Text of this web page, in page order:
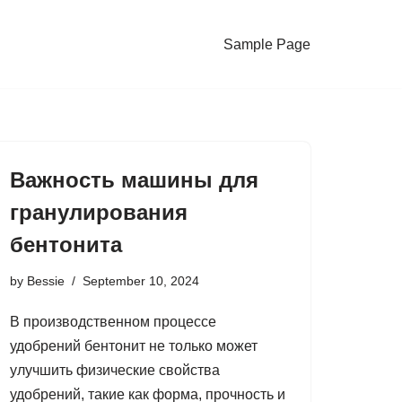
Sample Page
Важность машины для
гранулирования
бентонита
by Bessie September 10, 2024
В производственном процессе
удобрений бентонит не только может
улучшить физические свойства
удобрений, такие как форма, прочность и